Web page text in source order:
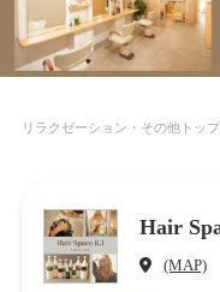
リラクゼーション・その他トップ
Hair
(MAP)